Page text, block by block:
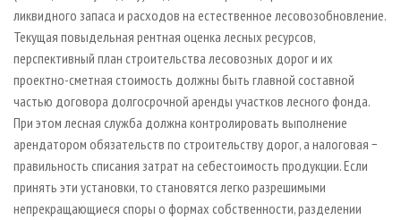
ликвидного запаса и расходов на естественное лесовозобновление.
Текущая повыдельная рентная оценка лесных ресурсов,
перспективный план строительства лесовозных дорог и их
проектно-сметная стоимость должны быть главной составной
частью договора долгосрочной аренды участков лесного фонда.
При этом лесная служба должна контролировать выполнение
арендатором обязательств по строительству дорог, а налоговая −
правильность списания затрат на себестоимость продукции. Если
принять эти установки, то становятся легко разрешимыми
непрекращающиеся споры о формах собственности, разделении